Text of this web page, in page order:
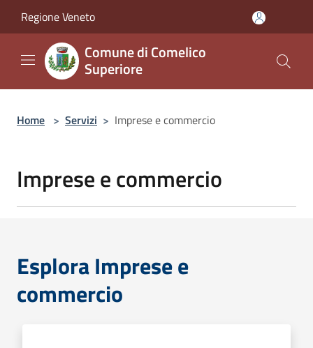
Regione Veneto
Comune di Comelico
Superiore
Home > Servizi > Imprese e commercio
Imprese e commercio
Esplora Imprese e
commercio